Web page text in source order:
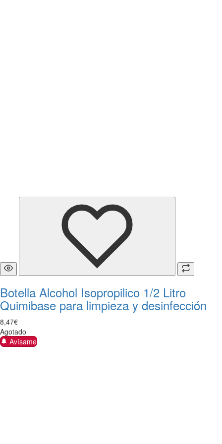
Botella Alcohol Isopropilico 1/2 Litro
Quimibase para limpieza y desinfección
8,47€
Agotado
Avísame